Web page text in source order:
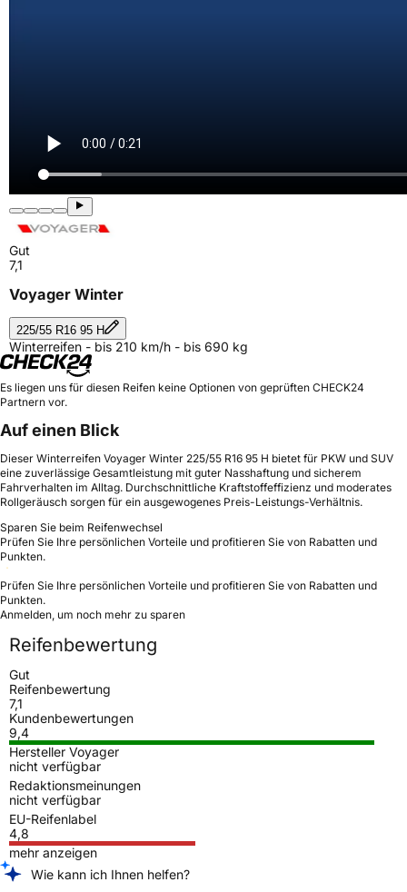
Gut
7,1
Voyager Winter
225/55 R16 95 H
Winterreifen - bis 210 km/h - bis 690 kg
Es liegen uns für diesen Reifen keine Optionen von geprüften CHECK24
Partnern vor.
Auf einen Blick
Dieser Winterreifen Voyager Winter 225/55 R16 95 H bietet für PKW und SUV
eine zuverlässige Gesamtleistung mit guter Nasshaftung und sicherem
Fahrverhalten im Alltag. Durchschnittliche Kraftstoffeffizienz und moderates
Rollgeräusch sorgen für ein ausgewogenes Preis-Leistungs-Verhältnis.
Sparen Sie beim Reifenwechsel
Prüfen Sie Ihre persönlichen Vorteile und profitieren Sie von Rabatten und
Punkten.
Prüfen Sie Ihre persönlichen Vorteile und profitieren Sie von Rabatten und
Punkten.
Anmelden, um noch mehr zu sparen
Reifenbewertung
Gut
Reifenbewertung
7,1
Kundenbewertungen
9,4
Hersteller Voyager
nicht verfügbar
Redaktionsmeinungen
nicht verfügbar
EU-Reifenlabel
4,8
mehr anzeigen
Wie kann ich Ihnen helfen?